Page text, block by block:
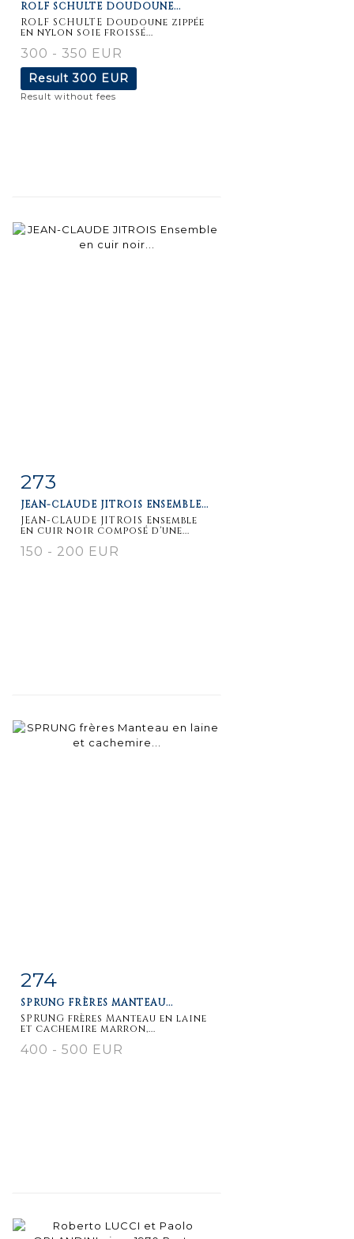
ROLF SCHULTE DOUDOUNE...
ROLF SCHULTE Doudoune zippée
en nylon soie froissé...
300 - 350 EUR
Result300 EUR
Result without fees
Item detail
273
JEAN-CLAUDE JITROIS ENSEMBLE...
JEAN-CLAUDE JITROIS Ensemble
en cuir noir composé d'une...
150 - 200 EUR
Item detail
274
SPRUNG FRÈRES MANTEAU...
SPRUNG frères Manteau en laine
et cachemire marron,...
400 - 500 EUR